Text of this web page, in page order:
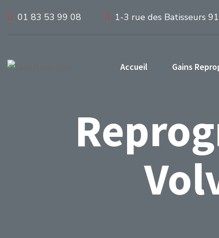
01 83 53 99 08 1-3 rue des Batisseurs
Accueil Gains